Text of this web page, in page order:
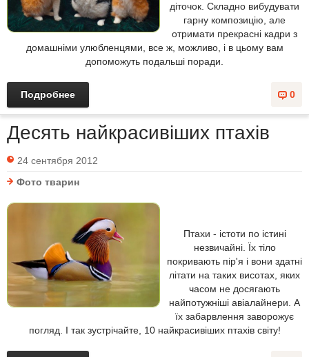
діточок. Складно вибудувати
гарну композицію, але
отримати прекрасні кадри з
домашніми улюбленцями, все ж, можливо, і в цьому вам
допоможуть подальші поради.
0
Подробнее
Десять найкрасивіших птахів
24 сентября 2012
Фото тварин
Птахи - істоти по істині
незвичайні. Їх тіло
покривають пір'я і вони здатні
літати на таких висотах, яких
часом не досягають
найпотужніші авіалайнери. А
їх забарвлення заворожує
погляд. І так зустрічайте, 10 найкрасивіших птахів світу!